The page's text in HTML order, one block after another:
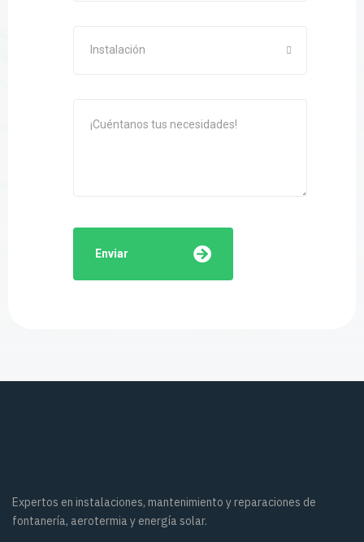
Instalación
Enviar
Expertos en instalaciones, mantenimiento y reparaciones de
fontanería, aerotermia y energía solar.